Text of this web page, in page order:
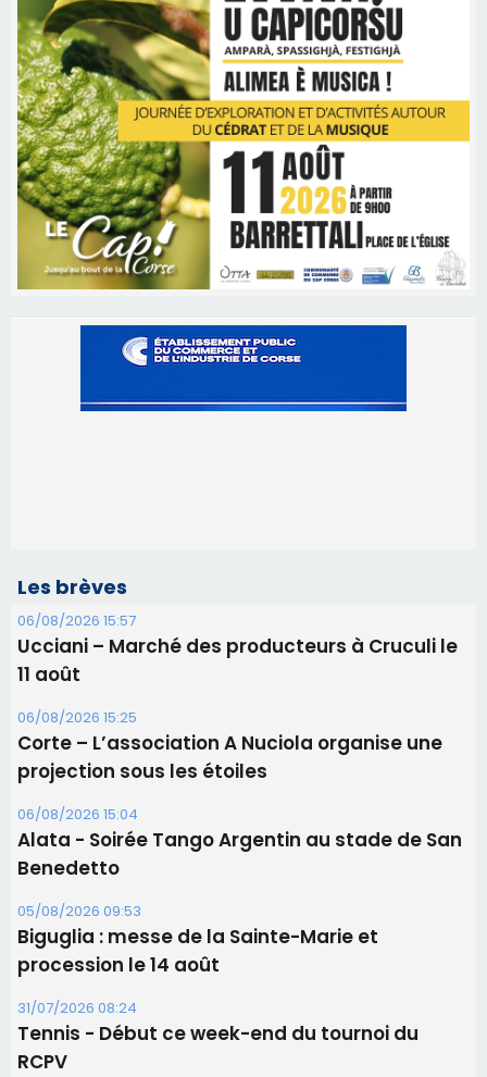
Les brèves
06/08/2026 15:57
Ucciani – Marché des producteurs à Cruculi le
11 août
06/08/2026 15:25
Corte – L’association A Nuciola organise une
projection sous les étoiles
06/08/2026 15:04
Alata - Soirée Tango Argentin au stade de San
Benedetto
05/08/2026 09:53
Biguglia : messe de la Sainte-Marie et
procession le 14 août
31/07/2026 08:24
Tennis - Début ce week-end du tournoi du
RCPV